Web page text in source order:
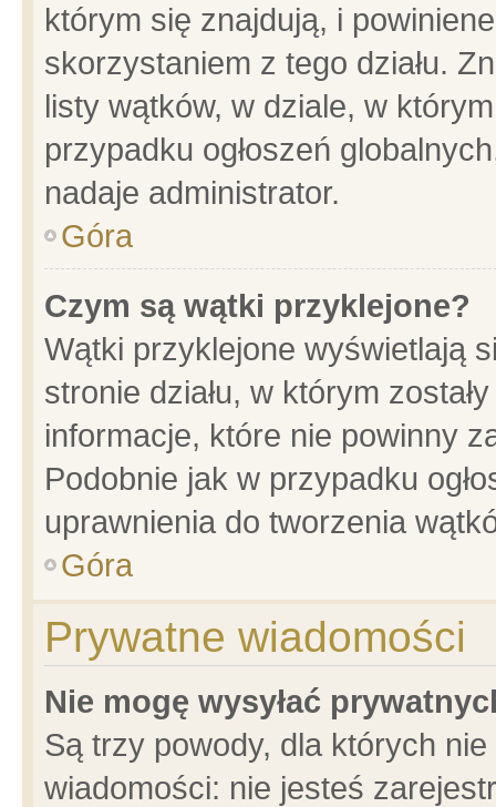
którym się znajdują, i
skorzystaniem z tego działu.
listy wątków, w dziale, w
przypadku ogłoszeń
nadaje administrator.
Góra
Czym są wątki przyklejone?
Wątki przyklejone wyświetlają
stronie działu, w którym
informacje, które nie powinny
Podobnie jak w przypadku
uprawnienia do tworzenia
Góra
Prywatne wiadomości
Nie mogę wysyłać
Są trzy powody, dla których
wiadomości: nie jesteś